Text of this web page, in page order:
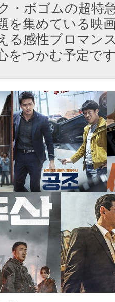
・ボゴムの超特
を集めている映
る感性ブロマン
をつかむ予定で